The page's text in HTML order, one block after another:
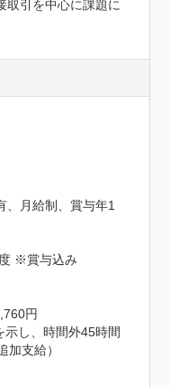
取引を中心に課題に
、月給制、賞与年1
※賞与込み
円
し、時間外45時間
加支給）